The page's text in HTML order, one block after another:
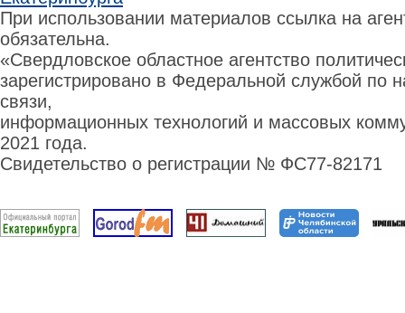
При использовании материалов ссылка на
обязательна.
«Свердловское областное агентство
зарегистрировано в Федеральной службой по
связи,
информационных технологий и массовых
2021 года.
Свидетельство о регистрации № ФС77-82171